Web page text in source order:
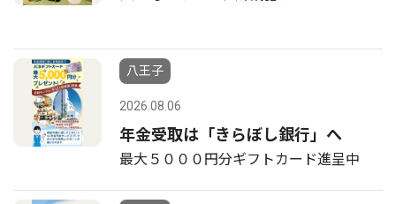
八王子
2026.08.06
年金受取は「きらぼし銀行」へ
最大５０００円分ギフトカード進呈中